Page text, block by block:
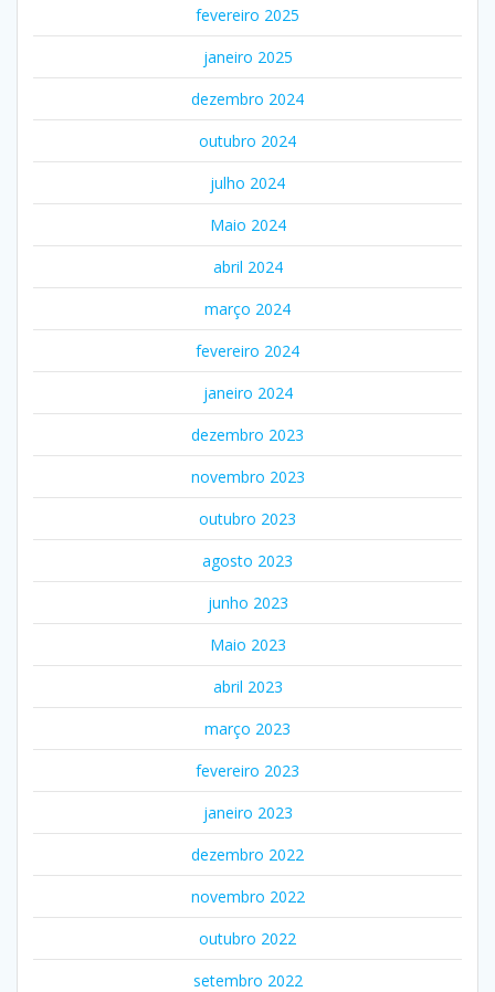
fevereiro 2025
janeiro 2025
dezembro 2024
outubro 2024
julho 2024
Maio 2024
abril 2024
março 2024
fevereiro 2024
janeiro 2024
dezembro 2023
novembro 2023
outubro 2023
agosto 2023
junho 2023
Maio 2023
abril 2023
março 2023
fevereiro 2023
janeiro 2023
dezembro 2022
novembro 2022
outubro 2022
setembro 2022